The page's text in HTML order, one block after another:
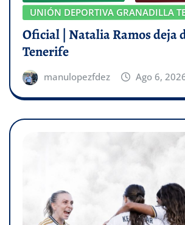
UNIÓN DEPORTIVA GRANADILLA
Oficial | Natalia Ramos deja
Tenerife
manulopezfdez Ago 6,